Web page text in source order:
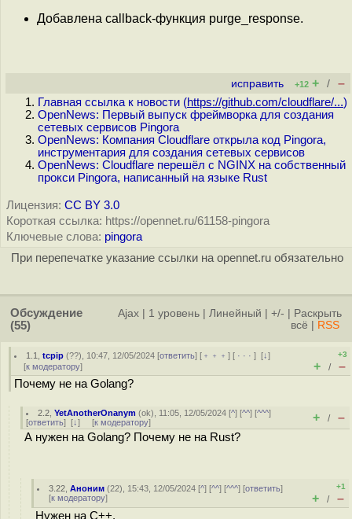
Добавлена callback-функция purge_response.
исправить +12 + / –
Главная ссылка к новости (https://github.com/cloudflare/...)
OpenNews: Первый выпуск фреймворка для создания
сетевых сервисов Pingora
OpenNews: Компания Cloudflare открыла код Pingora,
инструментария для создания сетевых сервисов
OpenNews: Cloudflare перешёл с NGINX на собственный
прокcи Pingora, написанный на языке Rust
Лицензия: CC BY 3.0
Короткая ссылка: https://opennet.ru/61158-pingora
Ключевые слова: pingora
При перепечатке указание ссылки на opennet.ru обязательно
Обсуждение
(55)
Ajax 1 уровень Линейный +/-
Раскрыть
всё
RSS
1.1 ,tcpip (??), 10:47, 12/05/2024 [ответить] [ ﹢﹢﹢] [ · · ·][↓]
[к модератору]
+3
+ / –
Почему не на Golang?
2.2 ,YetAnotherOnanym (ok), 11:05, 12/05/2024 [^] [^^] [^^^]
[ответить] [↓] [к модератору] + / –
А нужен на Golang? Почему не на Rust?
3.22 ,Аноним (22), 15:43, 12/05/2024 [^] [^^] [^^^] [ответить]
[к модератору]
+1
+ / –
Нужен на C++.